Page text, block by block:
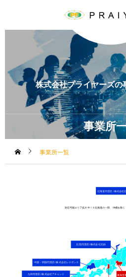
株式会社プライヤーズの
事業所
事業所一覧
北陸代理店 / 株式会社北紡
東海営
中国・四国代理店 / 株式会社レスポンス
北九州代理店 / 株式会社アチェンド
九州代理店 / 株式会社アチェンド
北海道代理店 / 株式会社
対応可能エリア拡大中！※北海道の一部、沖縄を除く